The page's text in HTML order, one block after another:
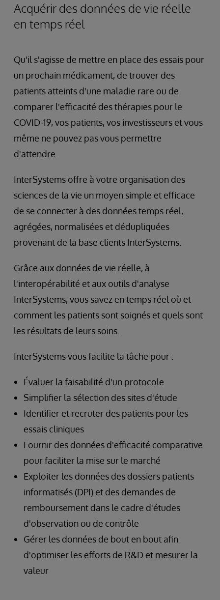
Acquérir des données de vie réelle
en temps réel
Qu'il s'agisse de mettre en place des essais pour
un prochain médicament, de trouver des
patients atteints d'une maladie rare ou de
comparer l'efficacité des thérapies pour le
COVID-19, vos patients, vos investisseurs et vous
même ne pouvez pas vous permettre
d'attendre.
InterSystems offre à votre organisation des
sciences de la vie un moyen simple et efficace
de se connecter à des données temps réel,
agrégées, normalisées et dédupliquées
provenant de la base clients InterSystems.
Grâce aux données de vie réelle, à
l'interopérabilité et aux outils d'analyse
InterSystems, vous savez en temps réel où et
comment les patients sont soignés et quels sont
les résultats de leurs soins.
InterSystems vous facilite la tâche pour :
Évaluer la faisabilité d'un protocole
Simplifier la sélection des sites d'étude
Identifier et recruter des patients pour les
essais cliniques
Fournir des données d'efficacité comparative
pour faciliter la mise sur le marché
Exploiter les données des dossiers patients
informatisés (DPI) et des demandes de
remboursement dans le cadre d'études
d'observation ou de contrôle
Gérer les données de bout en bout afin
d'optimiser les efforts de R&D et mesurer la
valeur